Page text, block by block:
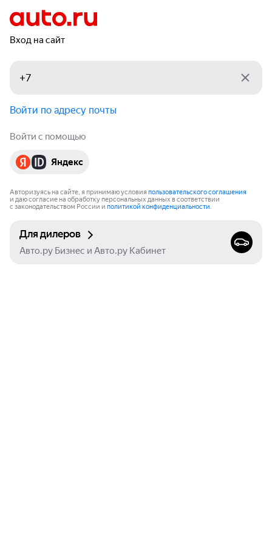
Вход на сайт
Войти по адресу почты
Войти с помощью
Яндекс
Авторизуясь на сайте, я принимаю условия пользовательского соглашения
и даю согласие на обработку персональных данных в соответствии
с законодательством России и политикой конфиденциальности.
Для дилеров
Авто.ру Бизнес и Авто.ру Кабинет